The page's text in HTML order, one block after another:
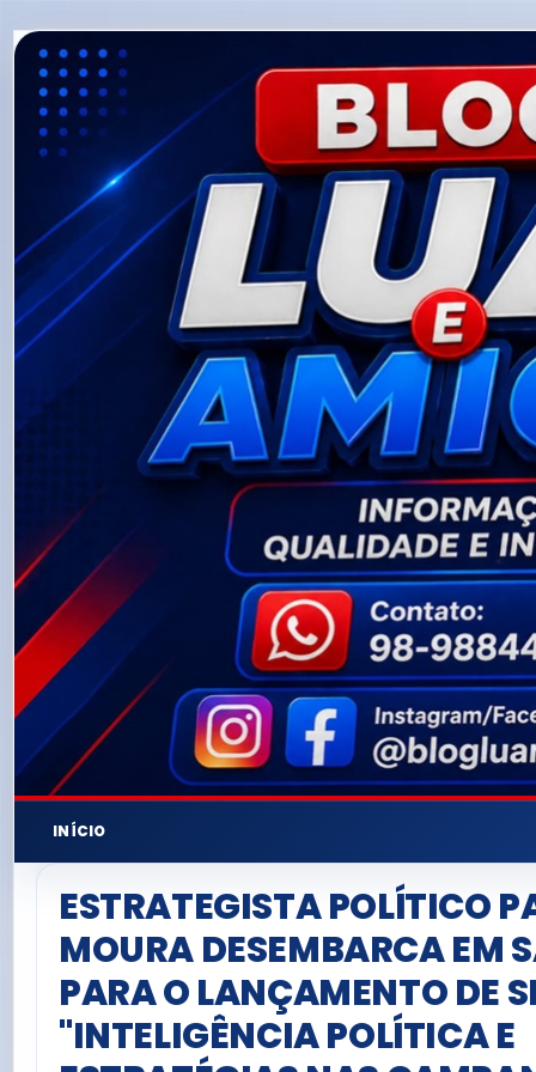
INÍCIO
ESTRATEGISTA POLÍTICO
MOURA DESEMBARCA EM
PARA O LANÇAMENTO DE
"INTELIGÊNCIA POLÍTICA E